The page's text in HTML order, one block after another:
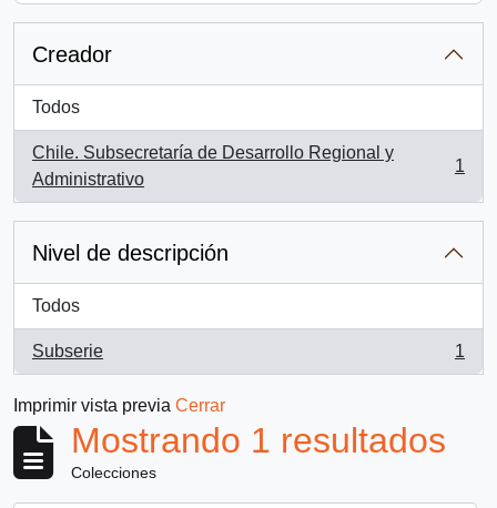
Creador
Todos
Chile. Subsecretaría de Desarrollo Regional y
Administrativo
, 1 resultados
1
Nivel de descripción
Todos
Subserie
, 1 resultados
1
Imprimir vista previa Cerrar
Mostrando 1 resultados
Colecciones